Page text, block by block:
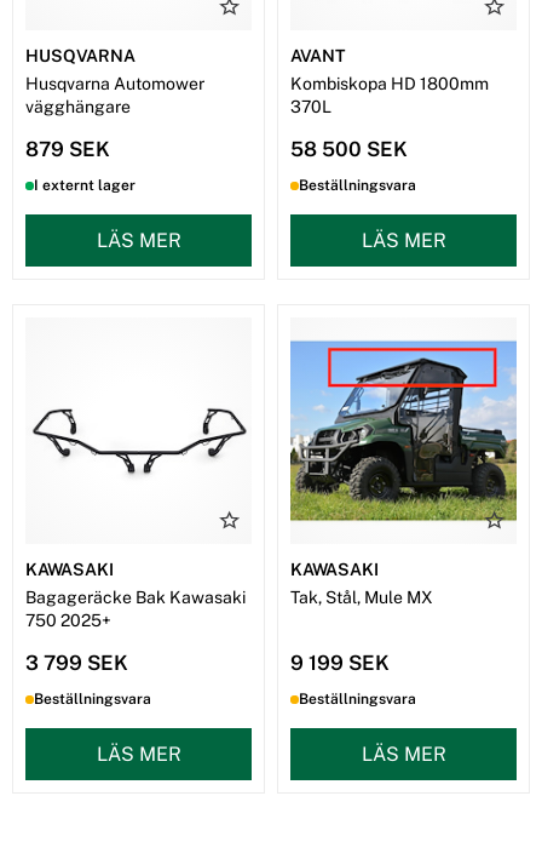
HUSQVARNA
Husqvarna Automower
vägghängare
879 SEK
I externt lager
LÄS MER
AVANT
Kombiskopa HD 1800mm
370L
58 500 SEK
Beställningsvara
LÄS MER
KAWASAKI
Bagageräcke Bak Kawasaki
750 2025+
3 799 SEK
Beställningsvara
LÄS MER
KAWASAKI
Tak, Stål, Mule MX
9 199 SEK
Beställningsvara
LÄS MER